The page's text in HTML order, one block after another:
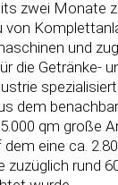
zwei Monate
von
und
die Getränke-
dem
qm große
eine ca.
zuzüglich rund